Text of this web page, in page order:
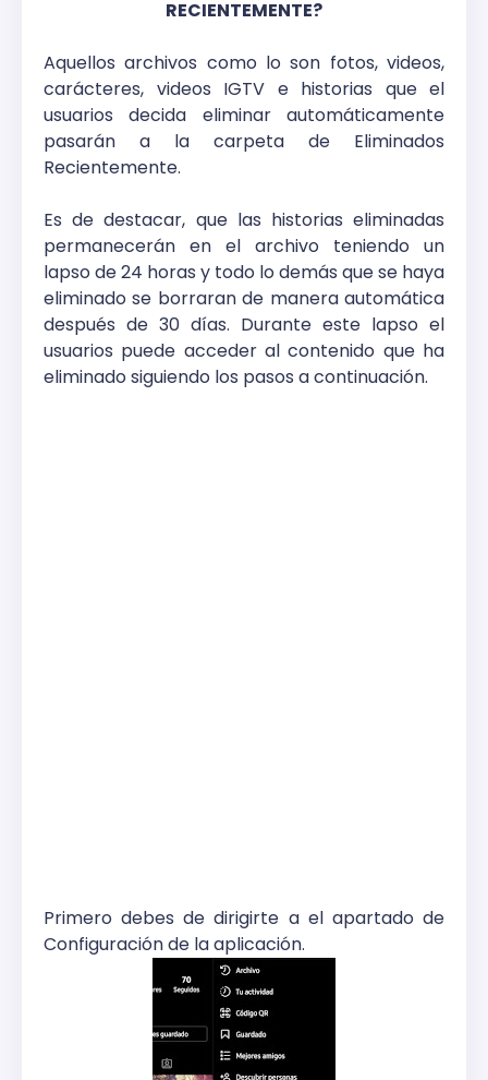
RECIENTEMENTE?
Aquellos archivos como lo son fotos, videos,
carácteres, videos IGTV e historias que el
usuarios decida eliminar automáticamente
pasarán a la carpeta de Eliminados
Recientemente.
Es de destacar, que las historias eliminadas
permanecerán en el archivo teniendo un
lapso de 24 horas y todo lo demás que se haya
eliminado se borraran de manera automática
después de 30 días. Durante este lapso el
usuarios puede acceder al contenido que ha
eliminado siguiendo los pasos a continuación.
Primero debes de dirigirte a el apartado de
Configuración de la aplicación.